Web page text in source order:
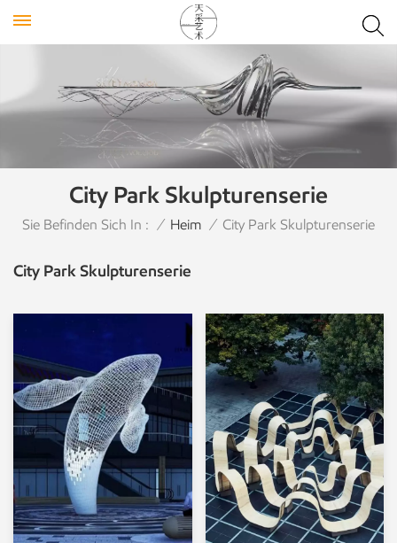
City Park Skulpturenserie
Sie Befinden Sich In : / Heim / City Park Skulpturenserie
City Park Skulpturenserie